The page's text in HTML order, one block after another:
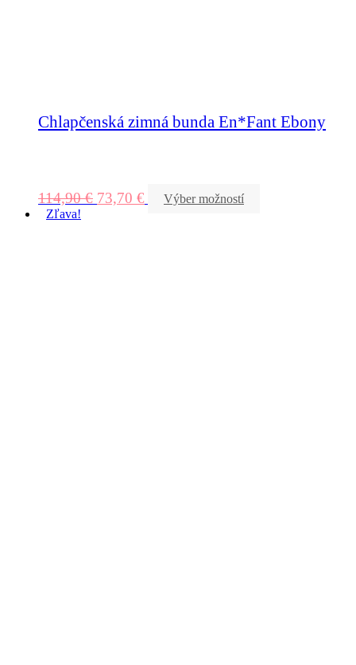
Chlapčenská zimná bunda En*Fant Ebony
114,90€ 73,70 €
Výber možností
Zľava!